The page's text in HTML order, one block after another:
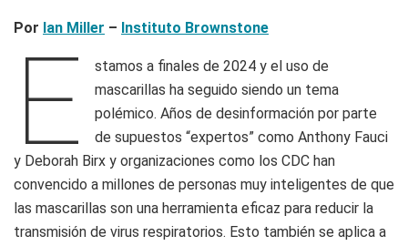
Por Ian Miller – Instituto Brownstone
E
stamos a finales de 2024 y el uso de
mascarillas ha seguido siendo un tema
polémico. Años de desinformación por parte
de supuestos “expertos” como Anthony Fauci
y Deborah Birx y organizaciones como los CDC han
convencido a millones de personas muy inteligentes de que
las mascarillas son una herramienta eficaz para reducir la
transmisión de virus respiratorios. Esto también se aplica a